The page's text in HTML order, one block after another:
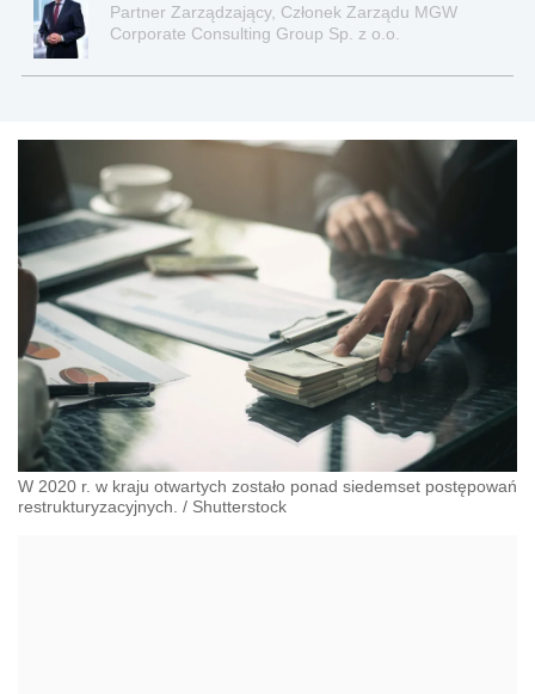
Partner Zarządzający, Członek Zarządu MGW
Corporate Consulting Group Sp. z o.o.
W 2020 r. w kraju otwartych zostało ponad siedemset postępowań
restrukturyzacyjnych. / Shutterstock